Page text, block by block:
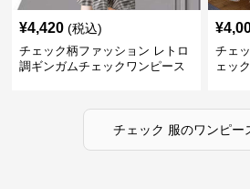
¥4,420 (税込)
チェック柄ファッション レトロ
調ギンガムチェックワンピース
¥
チェ
ェッ
チェック 服のワンピー